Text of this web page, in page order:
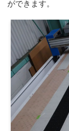
ができます。